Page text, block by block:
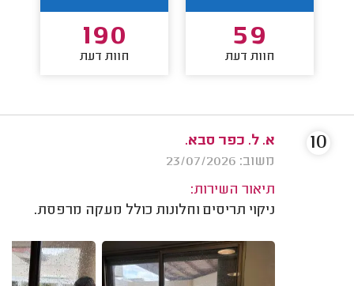
59
חוות דעת
190
חוות דעת
א. ל. כפר סבא.
משוב: 23/07/2026
תיאור השירות:
ניקוי תריסים וחלונות כולל מעקה מרפסת.
10